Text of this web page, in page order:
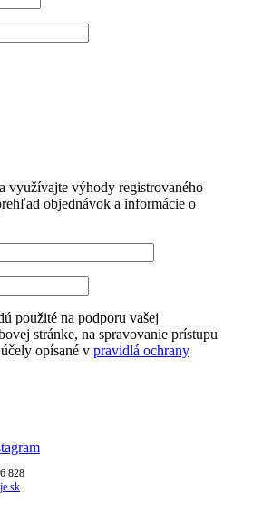
využívajte výhody registrovaného
objednávok a informácie o
použité na podporu vašej
stránke, na spravovanie prístupu
opísané v pravidlá ochrany
828